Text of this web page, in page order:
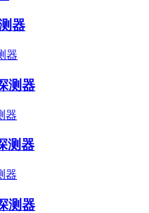
器
测器
测器
测器